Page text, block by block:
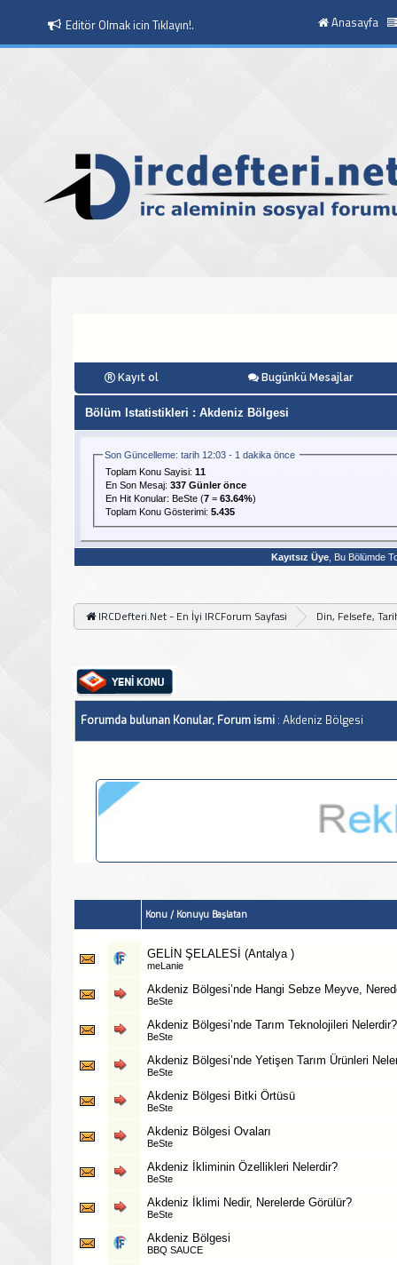
Editör Olmak icin Tıklayın!.
Moderatör Olmak icin Tıklayın!.
Anasayfa
Kayıt ol Bugünkü Mesajlar
Bölüm Istatistikleri : Akdeniz Bölgesi
Son Güncelleme: tarih 12:03 - 1 dakika önce
Toplam Konu Sayisi: 11
En Son Mesaj: 337 Günler önce
En Hit Konular: BeSte (7 = 63.64%)
Toplam Konu Gösterimi: 5.435
Kayıtsız Üye , Bu Bölümde
IRCDefteri.Net - En İyi IRCForum Sayfasi Din, Felsefe,
Forumda bulunan Konular, Forum ismi : Akdeniz Bölgesi
Konu / Konuyu Başlatan
GELİN ŞELALESİ (Antalya )
meLanie
Akdeniz Bölgesi’nde Hangi Sebze Meyve,
BeSte
Akdeniz Bölgesi’nde Tarım Teknolojileri Nelerdir?
BeSte
Akdeniz Bölgesi’nde Yetişen Tarım Ürünleri
BeSte
Akdeniz Bölgesi Bitki Örtüsü
BeSte
Akdeniz Bölgesi Ovaları
BeSte
Akdeniz İkliminin Özellikleri Nelerdir?
BeSte
Akdeniz İklimi Nedir, Nerelerde Görülür?
BeSte
Akdeniz Bölgesi
BBQ SAUCE